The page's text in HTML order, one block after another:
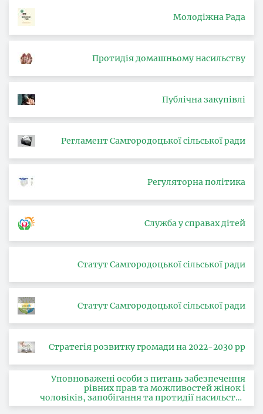
Молодіжна Рада
Протидія домашньому насильству
Публічна закупівлі
Регламент Самгородоцької сільської ради
Регуляторна політика
Служба у справах дітей
Статут Самгородоцької сільської ради
Статут Самгородоцької сільської ради
Стратегія розвитку громади на 2022-2030 рр
Уповноважені особи з питань забезпечення
рівних прав та можливостей жінок і
чоловіків, запобігання та протидії насильству
за ознакою статі, з питань здійснення заходів,